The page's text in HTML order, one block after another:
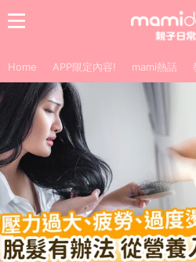
Home APP限定內容! mami熱話